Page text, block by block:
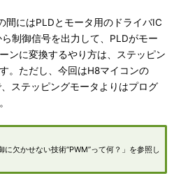
にはPLDとモータ用のドライバIC
制御信号を出力して、PLDがモー
ンに変換するやり方は、ステッピン
。ただし、今回はH8マイコンの
ステッピングモータよりはプログ
欠かせない技術“PWM”って何？」を参照し